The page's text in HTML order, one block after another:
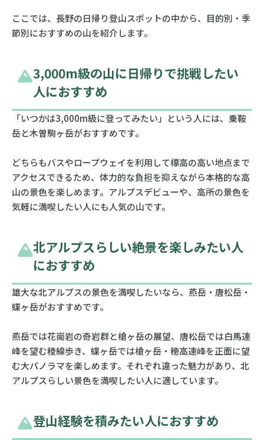
ここでは、長野の日帰り登山スポットの中から、目的別・季
節別におすすめの山を紹介します。
3,000m級の山に日帰りで挑戦したい
人におすすめ
「いつかは3,000m級に登ってみたい」という人には、乗鞍
岳と木曽駒ヶ岳がおすすめです。
どちらもバスやロープウェイを利用して標高の高い地点まで
アクセスできるため、体力的な負担を抑えながら本格的な高
山の景色を楽しめます。アルプスデビューや、高所の景色を
気軽に満喫したい人にも人気の山です。
北アルプスらしい絶景を楽しみたい人
におすすめ
雄大な北アルプスの景色を満喫したいなら、燕岳・唐松岳・
蝶ヶ岳がおすすめです。
燕岳では花崗岩の奇岩群と槍ヶ岳の展望、唐松岳では白馬連
峰を望む稜線歩き、蝶ヶ岳では槍ヶ岳・穂高連峰を正面に望
む大パノラマを楽しめます。それぞれ違った魅力があり、北
アルプスらしい景色を満喫したい人に適しています。
登山経験を積みたい人におすすめ